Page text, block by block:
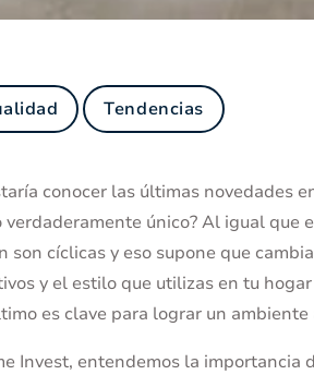
Tendencias
conocer las últimas novedades
verdaderamente único? Al igual que
son cíclicas y eso supone que
y el estilo que utilizas en tu
es clave para lograr un ambiente
Invest, entendemos la importancia